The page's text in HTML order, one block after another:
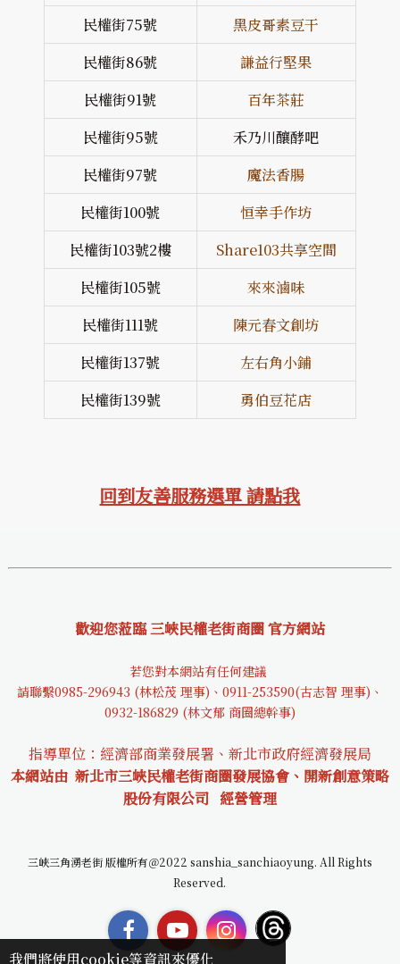
民權街75號
黑皮哥素豆干
民權街86號
謙益行堅果
民權街91號
百年茶莊
民權街95號
禾乃川釀酵吧
民權街97號
魔法香腸
民權街100號
恒幸手作坊
民權街103號2樓
Share103共享空間
民權街105號
來來滷味
民權街111號
陳元春文創坊
民權街137號
左右角小鋪
民權街139號
勇伯豆花店
回到友善服務選單 請點我
歡迎您蒞臨 三峽民權老街商圈 官方網站
若您對本網站有任何建議
請聯繫0985-296943 (林松茂 理事)、0911-253590(古志智 理事)、
0932-186829 (林文郁 商圈總幹事)
指導單位：經濟部商業發展署、新北市政府經濟發展局
本網站由 新北市三峽民權老街商圈發展協會、開新創意策略
股份有限公司 經營管理
三峽三角湧老街 版權所有＠2022 sanshia_sanchiaoyung. All Rights
Reserved.
我們將使用cookie等資訊來優化